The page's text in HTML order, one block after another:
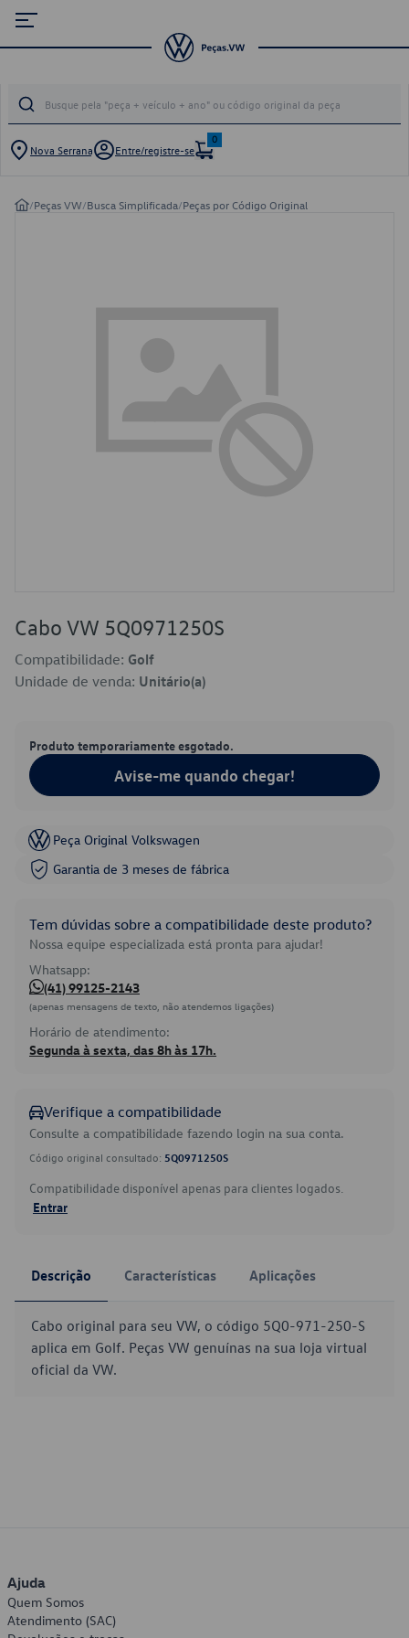
Nova Serrana Entre/registre-se
0
/Peças VW/Busca Simplificada/Peças por Código Original
Cabo VW 5Q0971250S
Compatibilidade: Golf
Unidade de venda: Unitário(a)
Produto temporariamente esgotado.
Avise-me quando chegar!
Peça Original Volkswagen
Garantia de 3 meses de fábrica
Tem dúvidas sobre a compatibilidade deste produto?
Nossa equipe especializada está pronta para ajudar!
Whatsapp:
(41) 99125-2143
(apenas mensagens de texto, não atendemos ligações)
Horário de atendimento:
Segunda à sexta, das 8h às 17h.
Verifique a compatibilidade
Consulte a compatibilidade fazendo login na sua conta.
Código original consultado: 5Q0971250S
Compatibilidade disponível apenas para clientes logados.
Entrar
Descrição Características Aplicações
Cabo original para seu VW, o código 5Q0-971-250-S
aplica em Golf. Peças VW genuínas na sua loja virtual
oficial da VW.
Ajuda
Quem Somos
Atendimento (SAC)